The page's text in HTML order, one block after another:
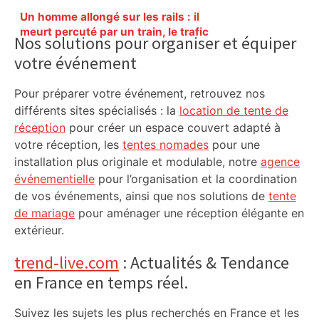
Un homme allongé sur les rails : il
meurt percuté par un train, le trafic
ferroviaire à l’arrêt dans le Lauragais,
au sud de Toulouse – ladepeche.fr
Primary
Sidebar
Nos solutions pour organiser et équiper
votre événement
Pour préparer votre événement, retrouvez nos
différents sites spécialisés : la location de tente de
réception pour créer un espace couvert adapté à
votre réception, les tentes nomades pour une
installation plus originale et modulable, notre agence
événementielle pour l’organisation et la coordination
de vos événements, ainsi que nos solutions de tente
de mariage pour aménager une réception élégante en
extérieur.
trend-live.com : Actualités & Tendance
en France en temps réel.
Suivez les sujets les plus recherchés en France et les